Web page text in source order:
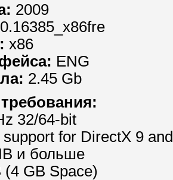
2009
x86
ENG
2.45 Gb
32/64-bit
for DirectX 9
и больше
(4 GB Space)